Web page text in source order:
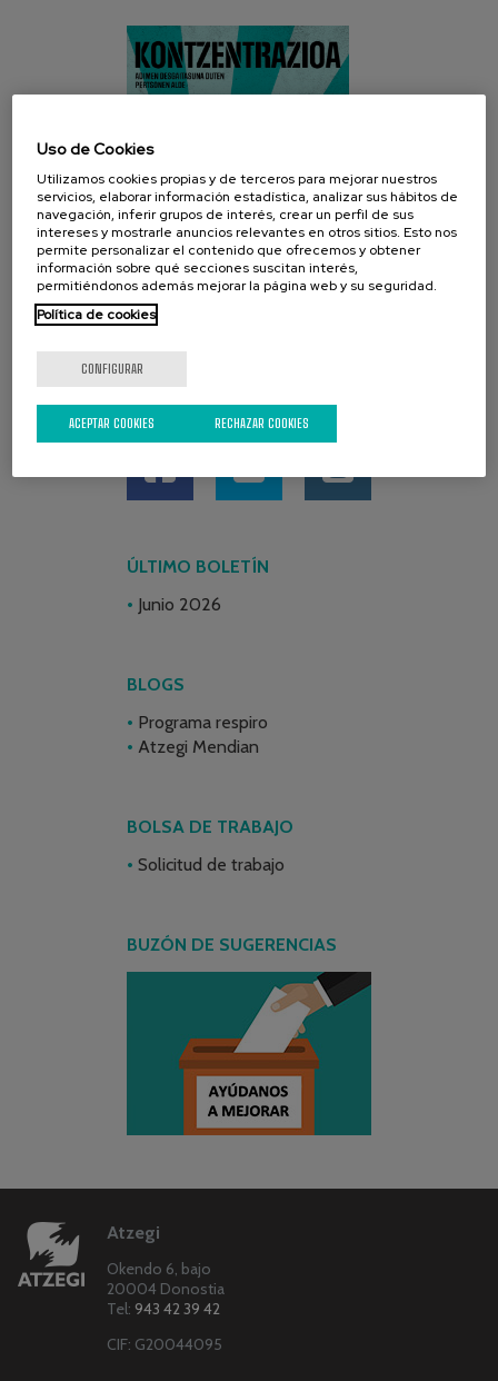
REDES SOCIALES
ÚLTIMO BOLETÍN
Junio 2026
BLOGS
Programa respiro
Atzegi Mendian
BOLSA DE TRABAJO
Solicitud de trabajo
BUZÓN DE SUGERENCIAS
Atzegi
Okendo 6, bajo
20004 Donostia
Tel: 943 42 39 42
CIF: G20044095
Uso de Cookies
Utilizamos cookies propias y de terceros para mejorar nuestros
servicios, elaborar información estadística, analizar sus hábitos de
navegación, inferir grupos de interés, crear un perfil de sus
intereses y mostrarle anuncios relevantes en otros sitios. Esto nos
permite personalizar el contenido que ofrecemos y obtener
información sobre qué secciones suscitan interés,
permitiéndonos además mejorar la página web y su seguridad.
Política de cookies
CONFIGURAR
RECHAZAR COOKIES
ACEPTAR COOKIES